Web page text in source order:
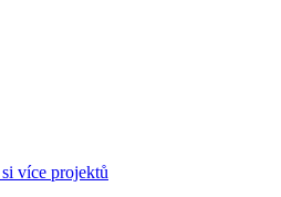
více projektů